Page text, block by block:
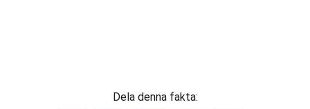
Dela denna fakta: